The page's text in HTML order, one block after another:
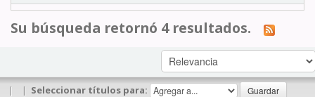
Su búsqueda retornó 4 resultados.
| | Seleccionar títulos para: